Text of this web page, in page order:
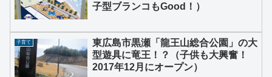
子型ブランコもGood！）
子育て
東広島市黒瀬「龍王山総合公園」の大
型遊具に竜王！？（子供も大興奮！
2017年12月にオープン）